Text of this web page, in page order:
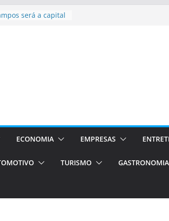
para o segundo
de volta!
Orientados
de transfer,
ECONOMIA EMPRESAS
TURISMO GASTRONOMIA